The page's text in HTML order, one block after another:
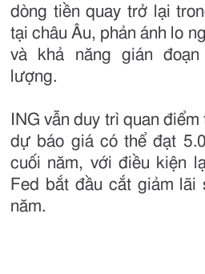
dòng tiền quay trở lại
tại châu Âu, phản ánh lo
và khả năng gián đoạn
lượng.
ING vẫn duy trì quan
dự báo giá có thể đạt
cuối năm, với điều kiện
Fed bắt đầu cắt giảm lãi
năm.